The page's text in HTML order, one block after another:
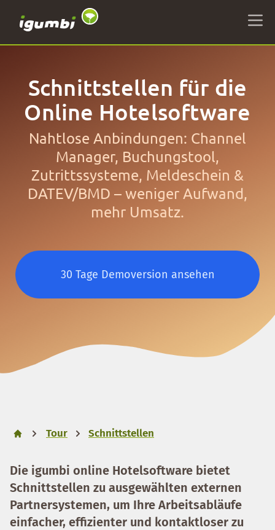
Schnittstellen für die
Online Hotelsoftware
Nahtlose Anbindungen: Channel
Manager, Buchungstool,
Zutrittssysteme, Meldeschein &
DATEV/BMD – weniger Aufwand,
mehr Umsatz.
30 Tage Demoversion ansehen
Tour Schnittstellen
Die igumbi online Hotelsoftware bietet
Schnittstellen zu ausgewählten externen
Partnersystemen, um Ihre Arbeitsabläufe
einfacher, effizienter und kontaktloser zu